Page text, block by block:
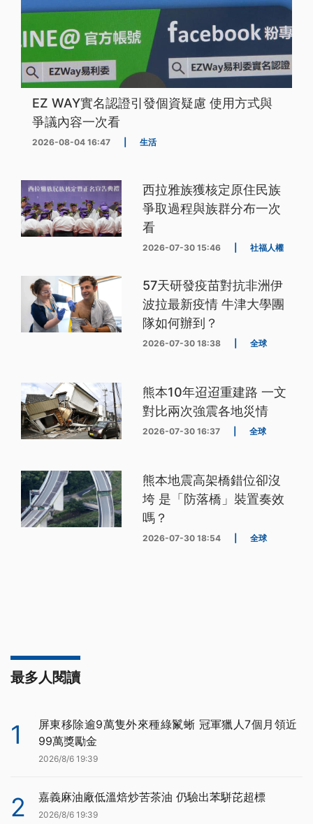
EZ WAY實名認證引發個資疑慮 使用方式與
爭議內容一次看
2026-08-04 16:47 生活
西拉雅族獲核定原住民族
爭取過程與族群分布一次
看
2026-07-30 15:46 社福人權
57天研發疫苗對抗非洲伊
波拉最新疫情 牛津大學團
隊如何辦到？
2026-07-30 18:38 全球
熊本10年迢迢重建路 一文
對比兩次強震各地災情
2026-07-30 16:37 全球
熊本地震高架橋錯位卻沒
垮 是「防落橋」裝置奏效
嗎？
2026-07-30 18:54 全球
最多人閱讀
1
屏東移除逾9萬隻外來種綠鬣蜥 冠軍獵人7個月領近
99萬獎勵金
2026/8/6 19:39
2 嘉義麻油廠低溫焙炒苦茶油 仍驗出苯駢芘超標
2026/8/6 19:39